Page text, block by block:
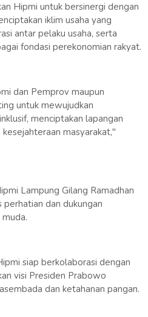
Hipmi untuk bersinergi dengan
iklim usaha yang
antar pelaku usaha, serta
fondasi perekonomian rakyat.
dan Pemprov maupun
untuk mewujudkan
menciptakan lapangan
masyarakat,"
Lampung Gilang Ramadhan
dan dukungan
siap berkolaborasi dengan
visi Presiden Prabowo
dan ketahanan pangan.